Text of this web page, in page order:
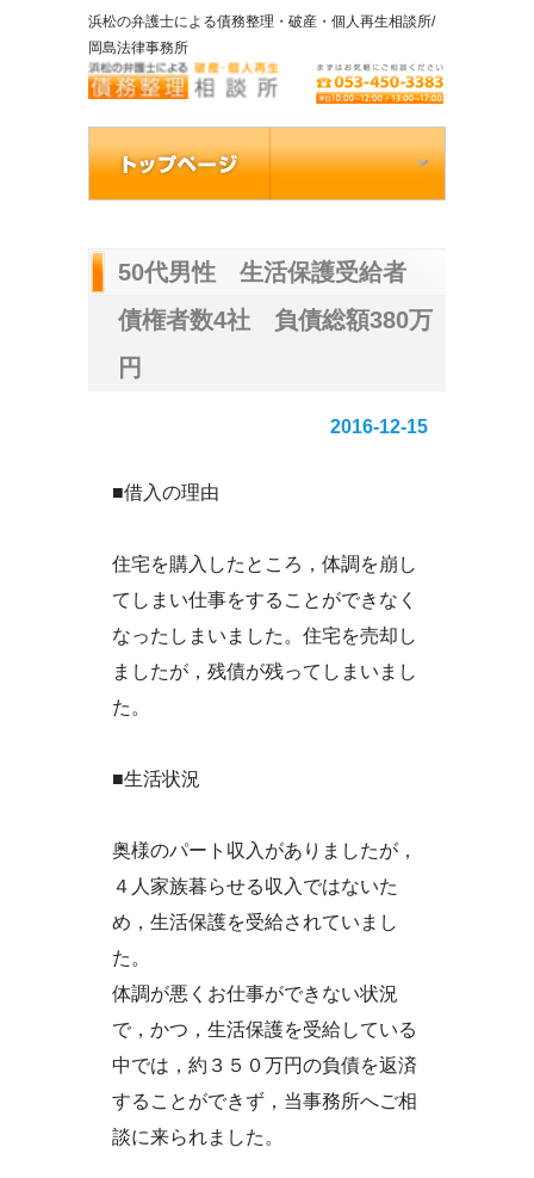
浜松の弁護士による債務整理・破産・個人再生相談所/
岡島法律事務所
50代男性 生活保護受給者
債権者数4社 負債総額380万
円
2016-12-15
■借入の理由
住宅を購入したところ，体調を崩し
てしまい仕事をすることができなく
なったしまいました。住宅を売却し
ましたが，残債が残ってしまいまし
た。
■生活状況
奥様のパート収入がありましたが，
４人家族暮らせる収入ではないた
め，生活保護を受給されていまし
た。
体調が悪くお仕事ができない状況
で，かつ，生活保護を受給している
中では，約３５０万円の負債を返済
することができず，当事務所へご相
談に来られました。